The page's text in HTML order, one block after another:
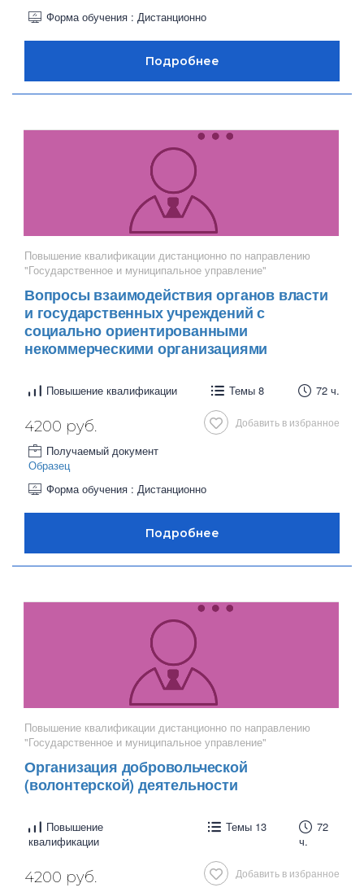
Форма обучения : Дистанционно
Повышение квалификации дистанционно по направлению
"Государственное и муниципальное управление"
Вопросы взаимодействия органов власти
и государственных учреждений с
социально ориентированными
некоммерческими организациями
Повышение квалификации Темы 8 72 ч.
Добавить в избранное
4200 руб.
Получаемый документ
Образец
Форма обучения : Дистанционно
Повышение квалификации дистанционно по направлению
"Государственное и муниципальное управление"
Организация добровольческой
(волонтерской) деятельности
Повышение
квалификации
Темы 13
72
ч.
Добавить в избранное
4200 руб.